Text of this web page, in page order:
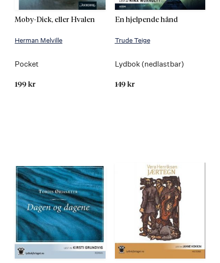
Moby-Dick, eller Hvalen
Herman Melville
Pocket
199 kr
En hjelpende hånd
Trude Teige
Lydbok (nedlastbar)
149 kr